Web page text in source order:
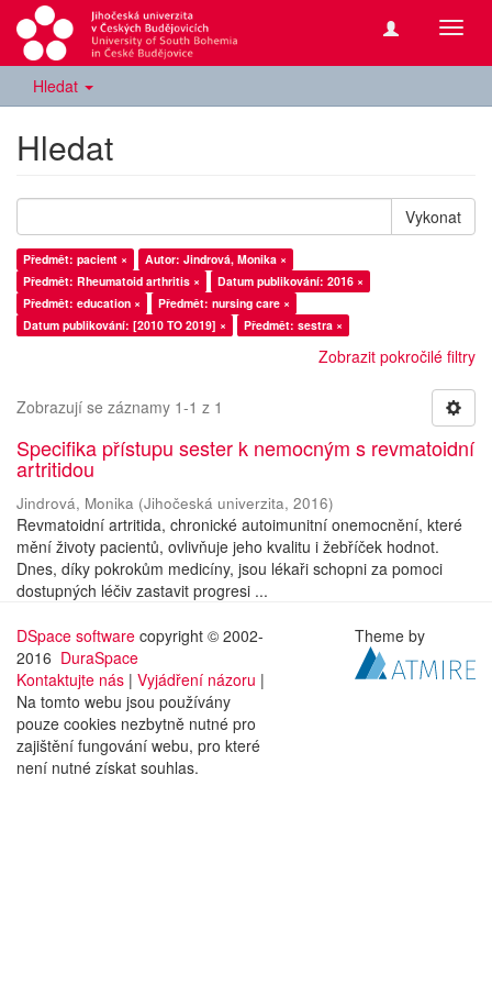
Hledat
Hledat
Vykonat
Předmět: pacient ×
Autor: Jindrová, Monika ×
Předmět: Rheumatoid arthritis ×
Datum publikování: 2016 ×
Předmět: education ×
Předmět: nursing care ×
Datum publikování: [2010 TO 2019] ×
Předmět: sestra ×
Zobrazit pokročilé filtry
Zobrazují se záznamy 1-1 z 1
Specifika přístupu sester k nemocným s revmatoidní
artritidou
Jindrová, Monika (Jihočeská univerzita, 2016)
Revmatoidní artritida, chronické autoimunitní onemocnění, které
mění životy pacientů, ovlivňuje jeho kvalitu i žebříček hodnot.
Dnes, díky pokrokům medicíny, jsou lékaři schopni za pomoci
dostupných léčiv zastavit progresi ...
DSpace software copyright © 2002-
2016 DuraSpace
Kontaktujte nás | Vyjádření názoru |
Na tomto webu jsou používány
pouze cookies nezbytně nutné pro
zajištění fungování webu, pro které
není nutné získat souhlas.
Theme by